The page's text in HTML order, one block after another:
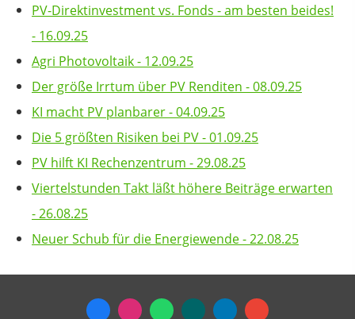
PV-Direktinvestment vs. Fonds - am besten beides!
- 16.09.25
Agri Photovoltaik - 12.09.25
Der größe Irrtum über PV Renditen - 08.09.25
KI macht PV planbarer - 04.09.25
Die 5 größten Risiken bei PV - 01.09.25
PV hilft KI Rechenzentrum - 29.08.25
Viertelstunden Takt läßt höhere Beiträge erwarten
- 26.08.25
Neuer Schub für die Energiewende - 22.08.25